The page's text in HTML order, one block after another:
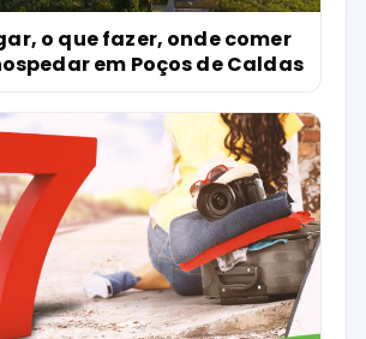
o que fazer, onde comer
em Poços de Caldas